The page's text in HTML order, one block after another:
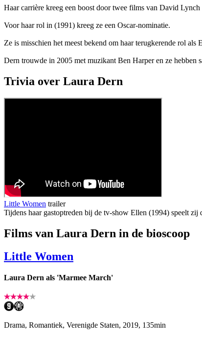
Haar carrière kreeg een boost door twee films van David Lynch
Voor haar rol in (1991) kreeg ze een Oscar-nominatie.
Ze is misschien het meest bekend om haar terugkerende rol
Dern trouwde in 2005 met muzikant Ben Harper en ze hebben
Trivia over Laura Dern
Little Women trailer
Tijdens haar gastoptreden bij de tv-show Ellen (1994) speelt
Films van Laura Dern in de bioscoop
Little Women
Laura Dern als 'Marmee March'
Drama, Romantiek, Verenigde Staten, 2019, 135min